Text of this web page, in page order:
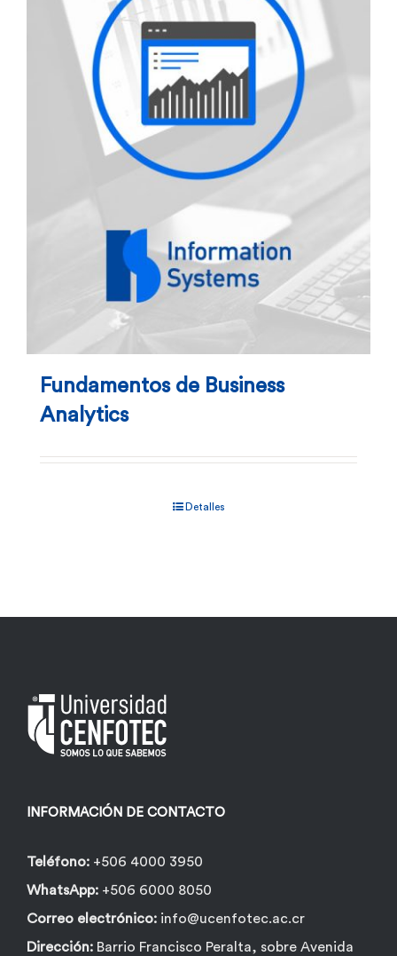
Fundamentos de Business
Analytics
Detalles
INFORMACIÓN DE CONTACTO
Teléfono: +506 4000 3950
WhatsApp: +506 6000 8050
Correo electrónico: info@ucenfotec.ac.cr
Dirección: Barrio Francisco Peralta, sobre Avenida